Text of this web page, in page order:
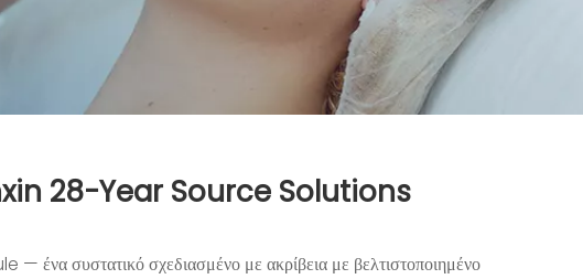
28-Year Source Solutions
— ένα συστατικό σχεδιασμένο με ακρίβεια με βελτιστοποιημένο